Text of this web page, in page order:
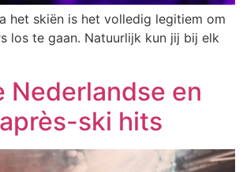
het skiën is het volledig legitiem om
los te gaan. Natuurlijk kun jij bij elk
Nederlandse en
ski hits